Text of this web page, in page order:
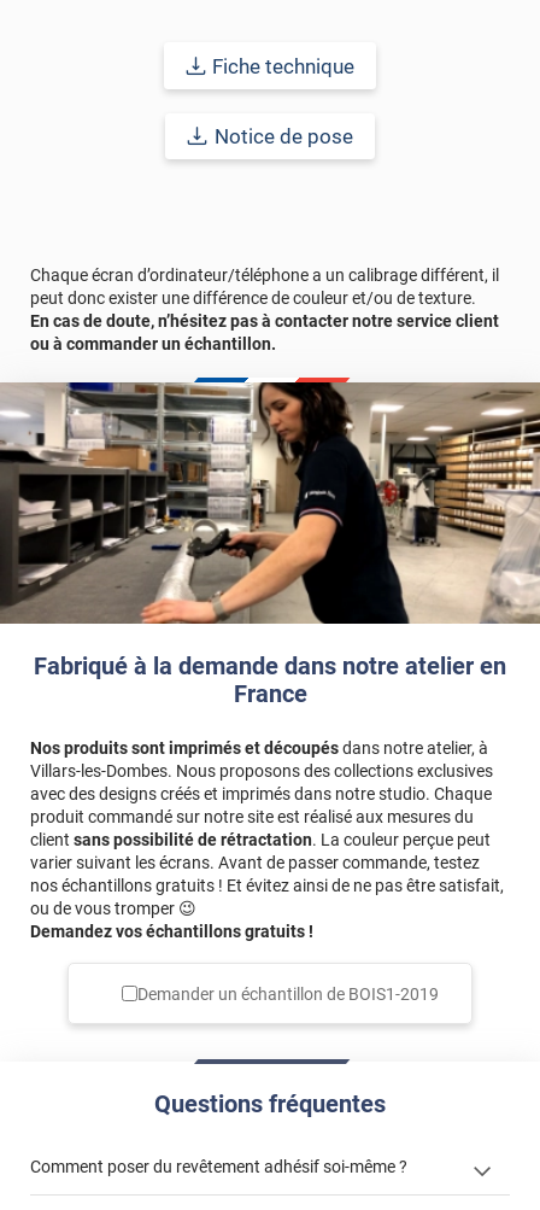
Fabriqué à la demande dans notre atelier en
France
Nos produits sont imprimés et découpésdans notre atelier, à
Villars-les-Dombes. Nous proposons des collections exclusives
avec des designs créés et imprimés dans notre studio. Chaque
produit commandé sur notre site est réalisé aux mesures du
client sans possibilité de rétractation. La couleur perçue peut
varier suivant les écrans. Avant de passer commande, testez
nos échantillons gratuits ! Et évitez ainsi de ne pas être satisfait,
ou de vous tromper 😉
Demandez vos échantillons gratuits !
Demander un échantillon de BOIS1-2019
Questions fréquentes
Comment poser du revêtement adhésif soi-même ?
imperfections. Classé A+ au test C.O.V et C-s2,d0 au feu, ce
revêtement peut être installé dans un lieu ouvert public.
: 10 ans en pose intérieur (anti craquèlement,
écaillage, délamination et jaunissement)
Fiche technique
Notice de pose
Chaque écran d’ordinateur/téléphone a un calibrage différent, il
peut donc exister une différence de couleur et/ou de texture.
En cas de doute, n’hésitez pas à contacter notre service client
ou à commander un échantillon.